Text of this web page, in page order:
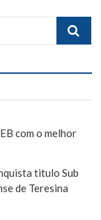
q
i
a
com o melhor
titulo Sub
de Teresina